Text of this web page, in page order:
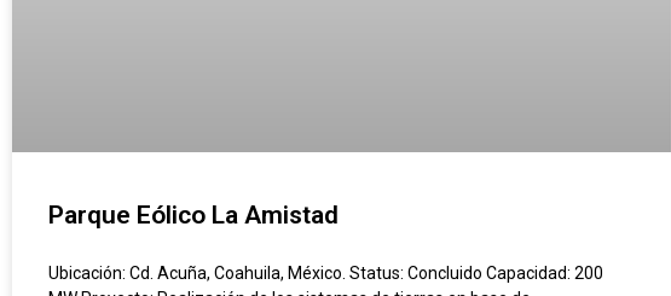
Parque Eólico La Amistad
Ubicación: Cd. Acuña, Coahuila, México. Status: Concluido Capacidad: 200